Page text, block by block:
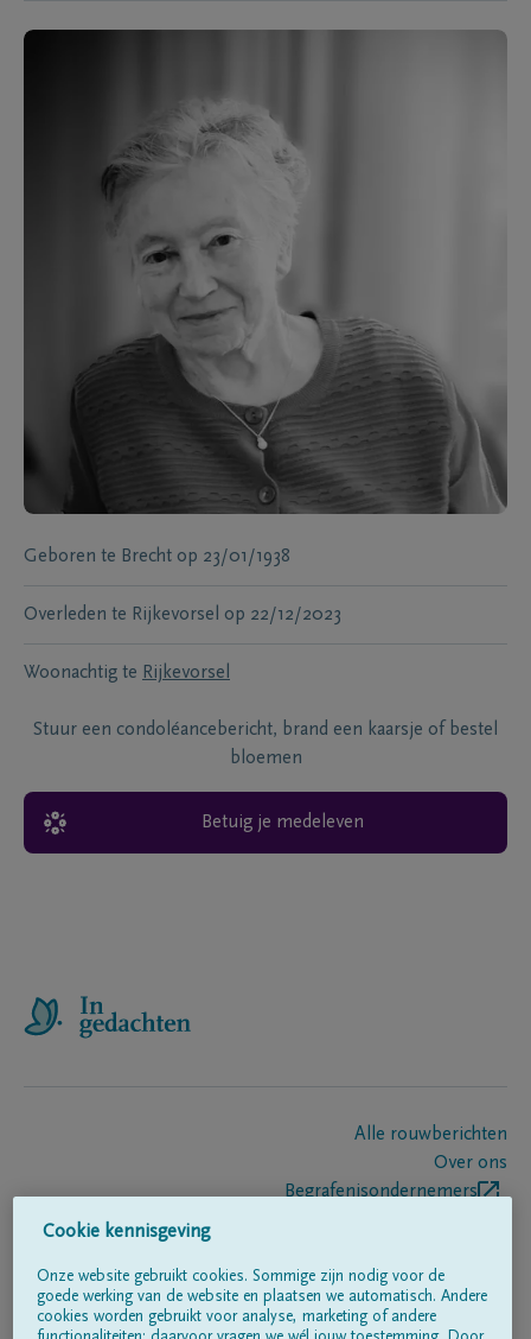
Geboren te Brecht op 23/01/1938
Overleden te Rijkevorsel op 22/12/2023
Woonachtig te Rijkevorsel
Stuur een condoléancebericht, brand een kaarsje of bestel
bloemen
Betuig je medeleven
Alle rouwberichten
Over ons
Begrafenisondernemers
Volg ons op
Cookie kennisgeving
Onze website gebruikt cookies. Sommige zijn nodig voor de
goede werking van de website en plaatsen we automatisch. Andere
cookies worden gebruikt voor analyse, marketing of andere